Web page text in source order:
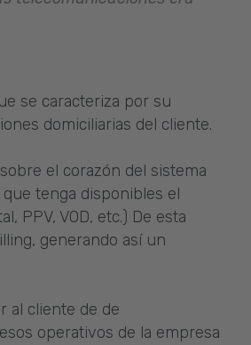
se caracteriza por su
domiciliarias del cliente.
el corazón del sistema
tenga disponibles el
PPV, VOD, etc.) De esta
generando así un
al cliente de de
operativos de la empresa